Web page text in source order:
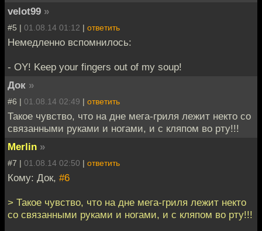
velot99 »
#5 | 01.08.14 01:12 | ответить
Немедленно вспомнилось:
- OY! Keep your fingers out of my soup!
Док »
#6 | 01.08.14 02:49 | ответить
Такое чувство, что на дне мега-гриля лежит некто со
связанными руками и ногами, и с кляпом во рту!!!
Merlin »
#7 | 01.08.14 02:50 | ответить
Кому: Док, #6
> Такое чувство, что на дне мега-гриля лежит некто
со связанными руками и ногами, и с кляпом во рту!!!